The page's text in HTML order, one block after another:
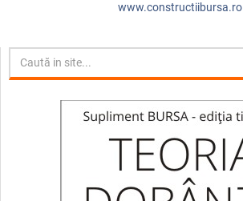
www.constructiibursa.ro